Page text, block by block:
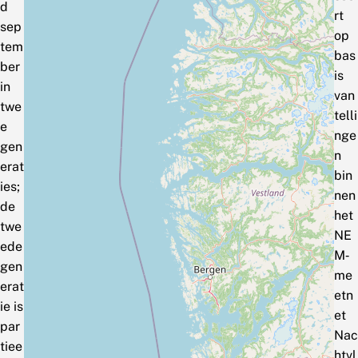
d
sep
tem
ber
in
twe
e
gen
erat
ies;
de
twe
ede
gen
erat
ie is
par
tiee
rt
op
bas
is
van
telli
nge
n
bin
nen
het
NE
M‑
me
etn
et
Nac